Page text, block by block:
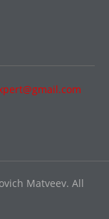
Matveev. All